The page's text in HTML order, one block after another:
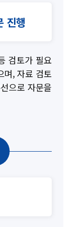
진행
검토가 필요
며,자료 검토
으로 자문을